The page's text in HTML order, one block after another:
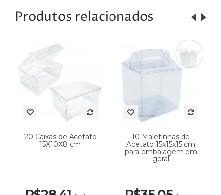
Produtos relacionados
20 Caixas de Acetato
15X10X8 cm
10 Maletinhas de
Acetato 15x15x15 cm
para embalagem em
geral